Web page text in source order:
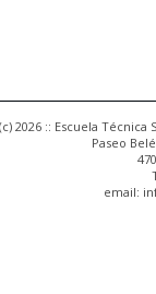
(c) 2026 :: Escuela
Paseo
email: